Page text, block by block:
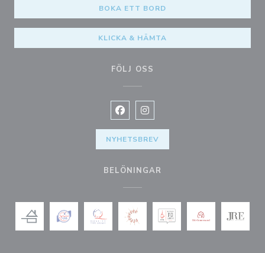
BOKA ETT BORD
KLICKA & HÄMTA
FÖLJ OSS
Facebook ((öppnas i ett nytt
Instagram ((öppnas i ett nytt
NYHETSBREV
BELÖNINGAR